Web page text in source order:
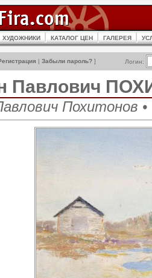
ХУДОЖНИКИ КАТАЛОГ ЦЕН ГАЛЕРЕЯ
| Забыли пароль? ] Логин:
Павлович
Похитонов